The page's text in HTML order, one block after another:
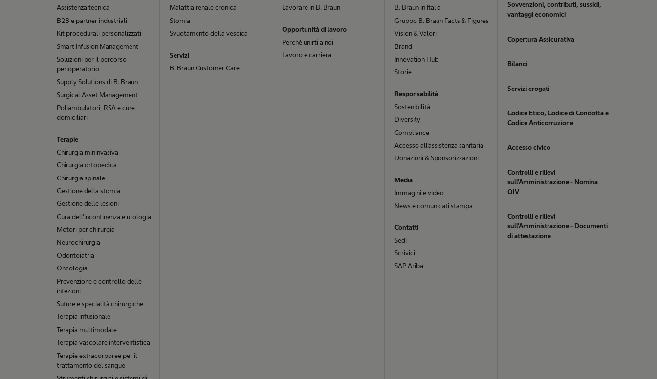
Assistenza tecnica
B2B e partner industriali
Kit procedurali personalizzati
Smart Infusion Management
Soluzioni per il percorso
perioperatorio
Supply Solutions di B. Braun
Surgical Asset Management
Poliambulatori, RSA e cure
domiciliari
Terapie
Chirurgia mininvasiva
Chirurgia ortopedica
Chirurgia spinale
Gestione della stomia
Gestione delle lesioni
Cura dell'incontinenza e urologia
Motori per chirurgia
Neurochirurgia
Odontoiatria
Oncologia
Prevenzione e controllo delle
infezioni
Suture e specialità chirurgiche
Terapia infusionale
Terapia multimodale
Terapia vascolare interventistica
Terapie extracorporee per il
trattamento del sangue
Malattia renale cronica
Stomia
Svuotamento della vescica
Servizi
B. Braun Customer Care
Lavorare in B. Braun
Opportunità di lavoro
Perché unirti a noi
Lavoro e carriera
B. Braun in Italia
Gruppo B. Braun Facts & Figures
Vision & Valori
Brand
Innovation Hub
Storie
Responsabilità
Sostenibilità
Diversity
Compliance
Accesso all'assistenza sanitaria
Donazioni & Sponsorizzazioni
Media
Immagini e video
News e comunicati stampa
Contatti
Sedi
Scrivici
SAP Ariba
Sovvenzioni, contributi, sussidi,
vantaggi economici
Copertura Assicurativa
Bilanci
Servizi erogati
Codice Etico, Codice di Condotta e
Codice Anticorruzione
Accesso civico
Controlli e rilievi
sull'Amministrazione - Nomina
OIV
Controlli e rilievi
sull'Amministrazione - Documenti
di attestazione